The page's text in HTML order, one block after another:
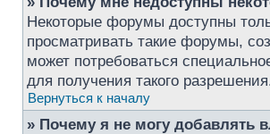
Некоторые форумы доступны
просматривать такие форумы,
может потребоваться
для получения такого
Вернуться к началу
» Почему я не могу добавлять